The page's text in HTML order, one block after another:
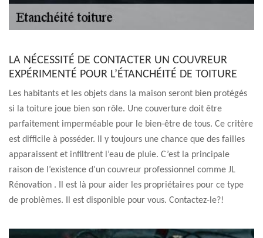
LA NÉCESSITÉ DE CONTACTER UN COUVREUR
EXPÉRIMENTÉ POUR L’ÉTANCHÉITÉ DE TOITURE
Les habitants et les objets dans la maison seront bien protégés
si la toiture joue bien son rôle. Une couverture doit être
parfaitement imperméable pour le bien-être de tous. Ce critère
est difficile à posséder. Il y toujours une chance que des failles
apparaissent et infiltrent l’eau de pluie. C’est la principale
raison de l’existence d’un couvreur professionnel comme JL
Rénovation . Il est là pour aider les propriétaires pour ce type
de problèmes. Il est disponible pour vous. Contactez-le?!